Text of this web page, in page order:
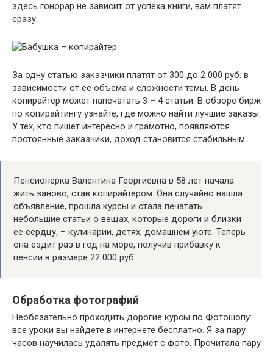
здесь гонорар не зависит от успеха книги, вам платят
сразу.
За одну статью заказчики платят от 300 до 2 000 руб. в
зависимости от ее объема и сложности темы. В день
копирайтер может напечатать 3 – 4 статьи. В обзоре бирж
по копирайтингу узнайте, где можно найти лучшие заказы.
У тех, кто пишет интересно и грамотно, появляются
постоянные заказчики, доход становится стабильным.
Пенсионерка Валентина Георгиевна в 58 лет начала
жить заново, став копирайтером. Она случайно нашла
объявление, прошла курсы и стала печатать
небольшие статьи о вещах, которые дороги и близки
ее сердцу, – кулинарии, детях, домашнем уюте. Теперь
она ездит раз в год на море, получив прибавку к
пенсии в размере 22 000 руб.
Обработка фотографий
Необязательно проходить дорогие курсы по Фотошопу:
все уроки вы найдете в интернете бесплатно. Я за пару
часов научилась удалять предмет с фото. Прочитала пару